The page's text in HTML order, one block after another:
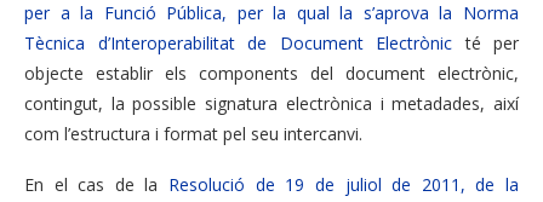
per a la Funció Pública, per la qual la s’aprova la Norma
Tècnica d’Interoperabilitat de Document Electrònic té per
objecte establir els components del document electrònic,
contingut, la possible signatura electrònica i metadades, així
com l’estructura i format pel seu intercanvi.
En el cas de la Resolució de 19 de juliol de 2011, de la